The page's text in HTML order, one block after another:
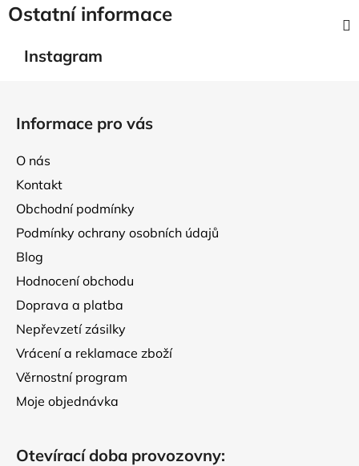
Ostatní informace
Instagram
Informace pro vás
O nás
Kontakt
Obchodní podmínky
Podmínky ochrany osobních údajů
Blog
Hodnocení obchodu
Doprava a platba
Nepřevzetí zásilky
Vrácení a reklamace zboží
Věrnostní program
Moje objednávka
Otevírací doba provozovny: